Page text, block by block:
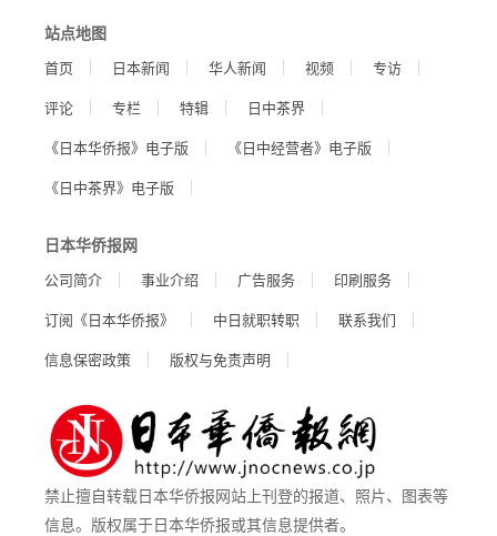
站点地图
首页 日本新闻 华人新闻 视频
专访
评论
专栏 特辑
日中茶界
《日本华侨报》电子版
《日中经营者》电子版
《日中茶界》电子版
日本华侨报网
公司简介 事业介绍 广告服务
印刷服务
订阅《日本华侨报》
中日就职转职
联系我们
信息保密政策
版权与免责声明
禁止擅自转载日本华侨报网站上刊登的报道、照片、图表等
信息。版权属于日本华侨报或其信息提供者。